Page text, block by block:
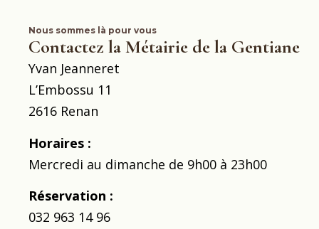
Nous sommes là pour vous
Contactez la Métairie de la Gentiane
Yvan Jeanneret
L’Embossu 11
2616 Renan
Horaires :
Mercredi au dimanche de 9h00 à 23h00
Réservation :
032 963 14 96